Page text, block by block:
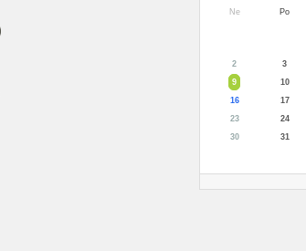
Ne Po
2
3
9
10
16
17
23
24
30
31